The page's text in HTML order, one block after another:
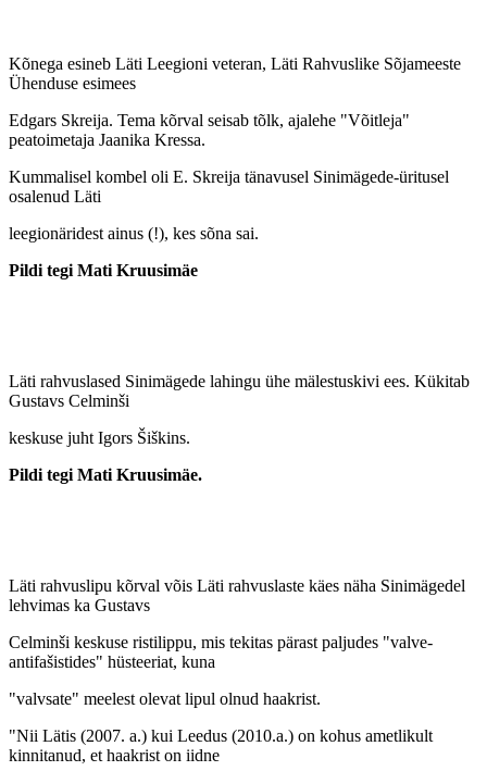
Kõnega esineb Läti Leegioni veteran, Läti Rahvuslike Sõjameeste
Ühenduse esimees
Edgars Skreija. Tema kõrval seisab tõlk, ajalehe "Võitleja"
peatoimetaja Jaanika Kressa.
Kummalisel kombel oli E. Skreija tänavusel Sinimägede-üritusel
osalenud Läti
leegionäridest ainus (!), kes sõna sai.
Pildi tegi Mati Kruusimäe
Läti rahvuslased Sinimägede lahingu ühe mälestuskivi ees. Kükitab
Gustavs Celminši
keskuse juht Igors Šiškins.
Pildi tegi Mati Kruusimäe.
Läti rahvuslipu kõrval võis Läti rahvuslaste käes näha Sinimägedel
lehvimas ka Gustavs
Celminši keskuse ristilippu, mis tekitas pärast paljudes "valve-
antifašistides" hüsteeriat, kuna
"valvsate" meelest olevat lipul olnud haakrist.
"Nii Lätis (2007. a.) kui Leedus (2010.a.) on kohus ametlikult
kinnitanud, et haakrist on iidne